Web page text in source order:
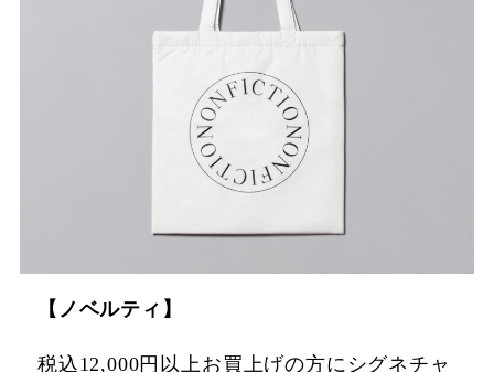
【ノベルティ】
税込12,000円以上お買上げの方にシグネチャ